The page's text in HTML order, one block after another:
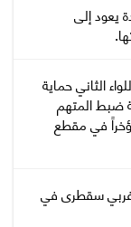
يعود إلى
الثاني حماية
ضبط المتهم
في مقطع
غربي سقطرى في